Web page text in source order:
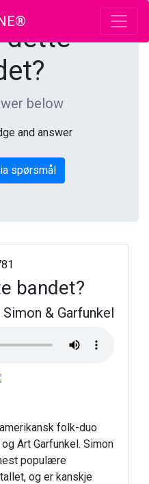
dette
below
and answer
spørsmål
bandet?
Simon & Garfunkel
folk-duo
Art Garfunkel. Simon
populære
og er kanskje